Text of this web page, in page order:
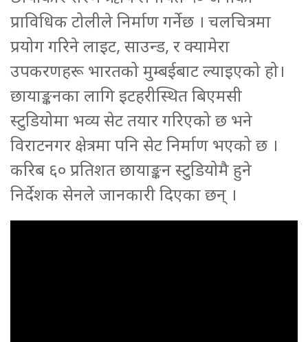
प्राविधिक टोलीले निर्माण गर्नेछ । चलचित्रमा
प्रयोग गरिने लाइट, साउन्ड, र क्यामेरा
उपकरणहरू भारतको मुम्बईबाट ल्याइएको हो।
छायाङ्कनका लागि इटहरीस्थित बिएमसी
स्टुडियोमा भव्य सेट तयार गरिएको छ भने
विराटनगर क्षेत्रमा पनि सेट निर्माण भएको छ ।
करिब ६० प्रतिशत छायाङ्कन स्टुडियोमै हुने
निर्देशक सेनले जानकारी दिएका छन् ।